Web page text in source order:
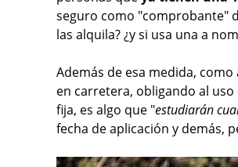
seguro como "comprobante"
las alquila? ¿y si usa una a
Además de esa medida,
en carretera, obligando al uso
fija, es algo que "estudiarán
fecha de aplicación y demás,